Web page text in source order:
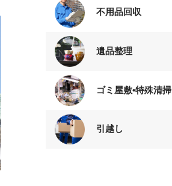
不用品回収
遺品整理
ゴミ屋敷•特殊清掃
引越し